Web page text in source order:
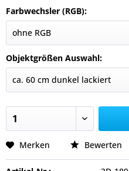
Farbwechsler (RGB):
Objektgrößen Auswahl:
Merken Bewerten